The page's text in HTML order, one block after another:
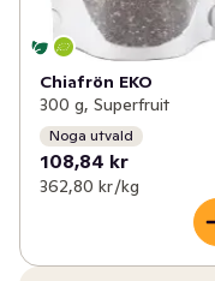
Chiafrön EKO
300 g, Superfruit
Noga utvald
108,84 kr
362,80 kr /kg